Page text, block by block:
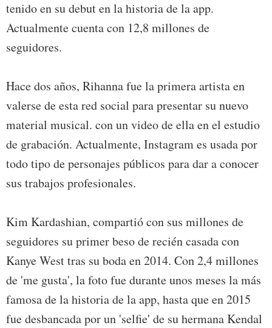
tenido en su debut en la historia de la app.
Actualmente cuenta con 12,8 millones de
seguidores.
Hace dos años, Rihanna fue la primera artista en
valerse de esta red social para presentar su nuevo
material musical. con un video de ella en el estudio
de grabación. Actualmente, Instagram es usada por
todo tipo de personajes públicos para dar a conocer
sus trabajos profesionales.
Kim Kardashian, compartió con sus millones de
seguidores su primer beso de recién casada con
Kanye West tras su boda en 2014. Con 2,4 millones
de 'me gusta', la foto fue durante unos meses la más
famosa de la historia de la app, hasta que en 2015
fue desbancada por un 'selfie' de su hermana Kendal